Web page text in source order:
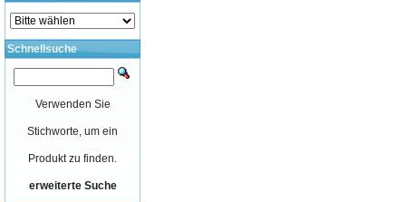
Schnellsuche
Verwenden Sie
Stichworte, um ein
Produkt zu finden.
erweiterte Suche